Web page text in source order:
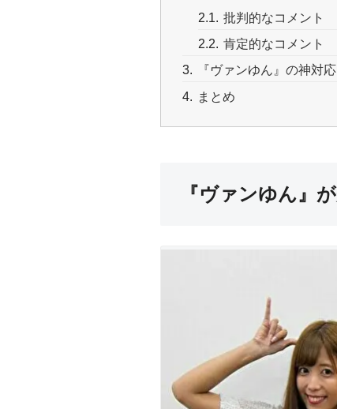
批判的なコメント
肯定的なコメント
『ヴァンゆん』の神対
まとめ
『ヴァンゆん』